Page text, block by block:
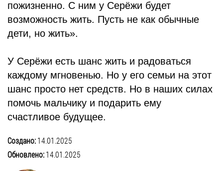
пожизненно. С ним у Серёжи будет
возможность жить. Пусть не как обычные
дети, но жить».
У Серёжи есть шанс жить и радоваться
каждому мгновенью. Но у его семьи на этот
шанс просто нет средств. Но в наших силах
помочь мальчику и подарить ему
счастливое будущее.
Создано:14.01.2025
Обновлено:14.01.2025